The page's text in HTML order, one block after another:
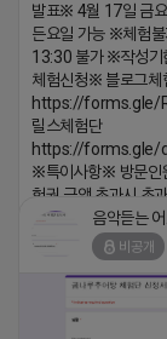
발표※ 4월 17일 금
든요일 가능 ※체험
13:30 불가 ※작성기
체험신청※ 블로그체
https://forms.gle/
릴스체험단
https://forms.gle/
※특이사항※ 방문인
험권 금액 초과시 초
2026-04-18 17:13
비공개